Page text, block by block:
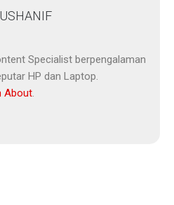
Specialist berpengalaman
HP dan Laptop.
About.